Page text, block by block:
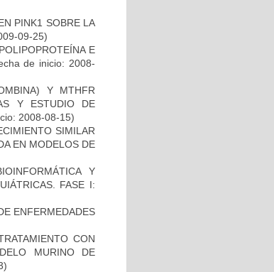
PINK1 SOBRE LA
09-25)
E
de inicio: 2008-
Y MTHFR
Y ESTUDIO DE
2008-08-15)
SIMILAR
EN MODELOS DE
Y
FASE I:
ENFERMEDADES
CON
MURINO DE